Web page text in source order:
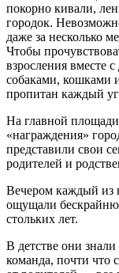
покорно кивали,
городок.
даже за несколько
Чтобы
взросления вместе
собаками, кошками
пропитан каждый
На главной
«награждения»
представили свои
родителей и
Вечером каждый из
ощущали
стольких лет.
В детстве они
команда, почти что